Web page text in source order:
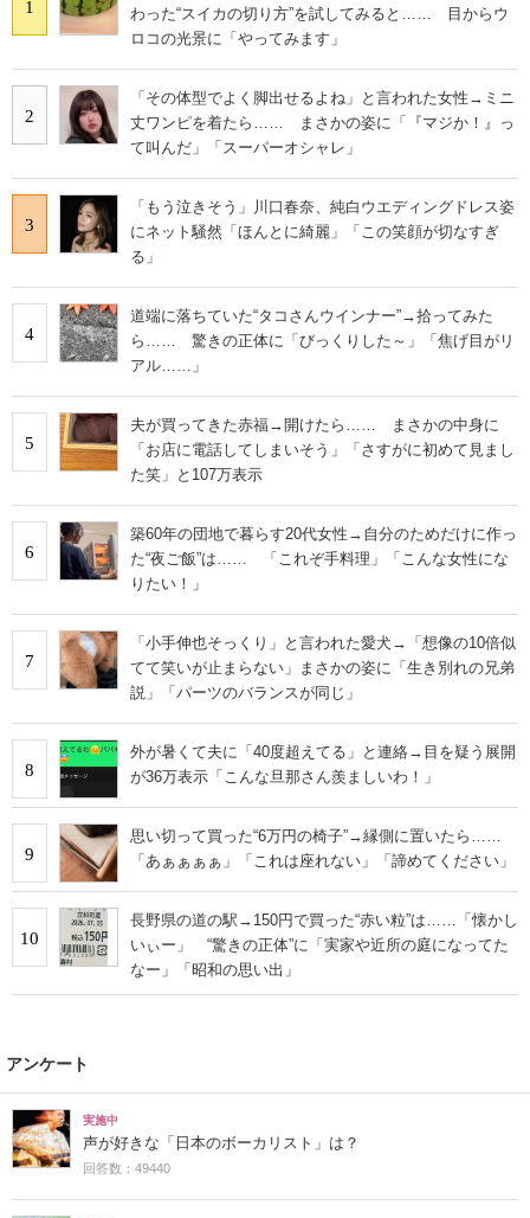
1
わった“スイカの切り方”を試してみると…… 目からウ
ロコの光景に「やってみます」
2
「その体型でよく脚出せるよね」と言われた女性→ミニ
丈ワンピを着たら…… まさかの姿に「『マジか！』っ
て叫んだ」「スーパーオシャレ」
3
「もう泣きそう」川口春奈、純白ウエディングドレス姿
にネット騒然「ほんとに綺麗」「この笑顔が切なすぎ
る」
4
道端に落ちていた“タコさんウインナー”→拾ってみた
ら…… 驚きの正体に「びっくりした～」「焦げ目がリ
アル……」
5
夫が買ってきた赤福→開けたら…… まさかの中身に
「お店に電話してしまいそう」「さすがに初めて見まし
た笑」と107万表示
6
築60年の団地で暮らす20代女性→自分のためだけに作っ
た“夜ご飯”は…… 「これぞ手料理」「こんな女性にな
りたい！」
7
「小手伸也そっくり」と言われた愛犬→「想像の10倍似
てて笑いが止まらない」まさかの姿に「生き別れの兄弟
説」「パーツのバランスが同じ」
8
外が暑くて夫に「40度超えてる」と連絡→目を疑う展開
が36万表示「こんな旦那さん羨ましいわ！」
9
思い切って買った“6万円の椅子”→縁側に置いたら……
「あぁぁぁぁ」「これは座れない」「諦めてください」
10
長野県の道の駅→150円で買った“赤い粒”は……「懐かし
いぃー」 “驚きの正体”に「実家や近所の庭になってた
なー」「昭和の思い出」
アンケート
実施中
声が好きな「日本のボーカリスト」は？
回答数：49440